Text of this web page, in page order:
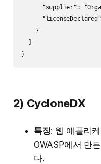
"supplier":
    }
  ]
2) CycloneDX
특징: 웹 애플리
OWASP에서 만
다.